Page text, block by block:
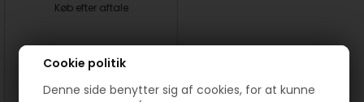
Cookie politik
Denne side benytter sig af cookies, for at kunne
Køb efter aftale
SE MERE